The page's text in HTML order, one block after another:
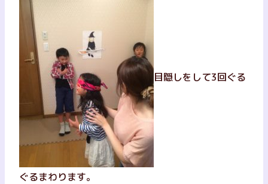
目隠しをして3回ぐる
ぐるまわります。